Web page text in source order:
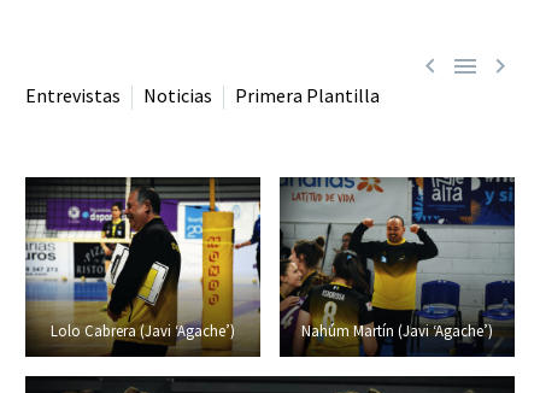
  
Entrevistas Noticias Primera Plantilla
Lolo Cabrera (Javi ‘Agache’) Nahúm Martín (Javi ‘Agache’)